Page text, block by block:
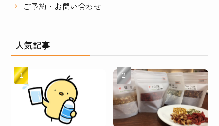
ご予約・お問い合わせ
人気記事